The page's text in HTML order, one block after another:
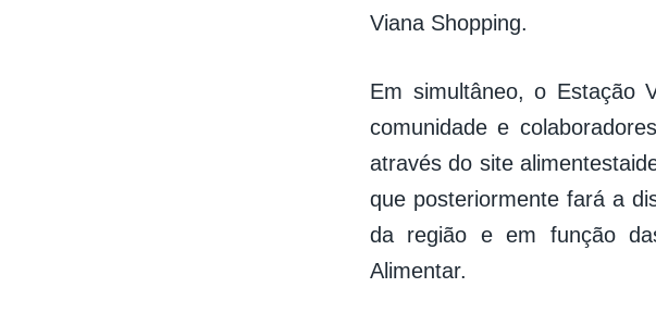
Viana Shopping.
Em simultâneo, o Estação
comunidade e
através do site
que posteriormente fará a
da região e em função
Alimentar.